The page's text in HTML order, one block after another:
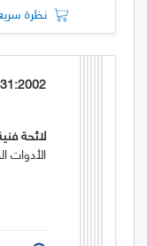
نظرة
لائحة
الأدوات